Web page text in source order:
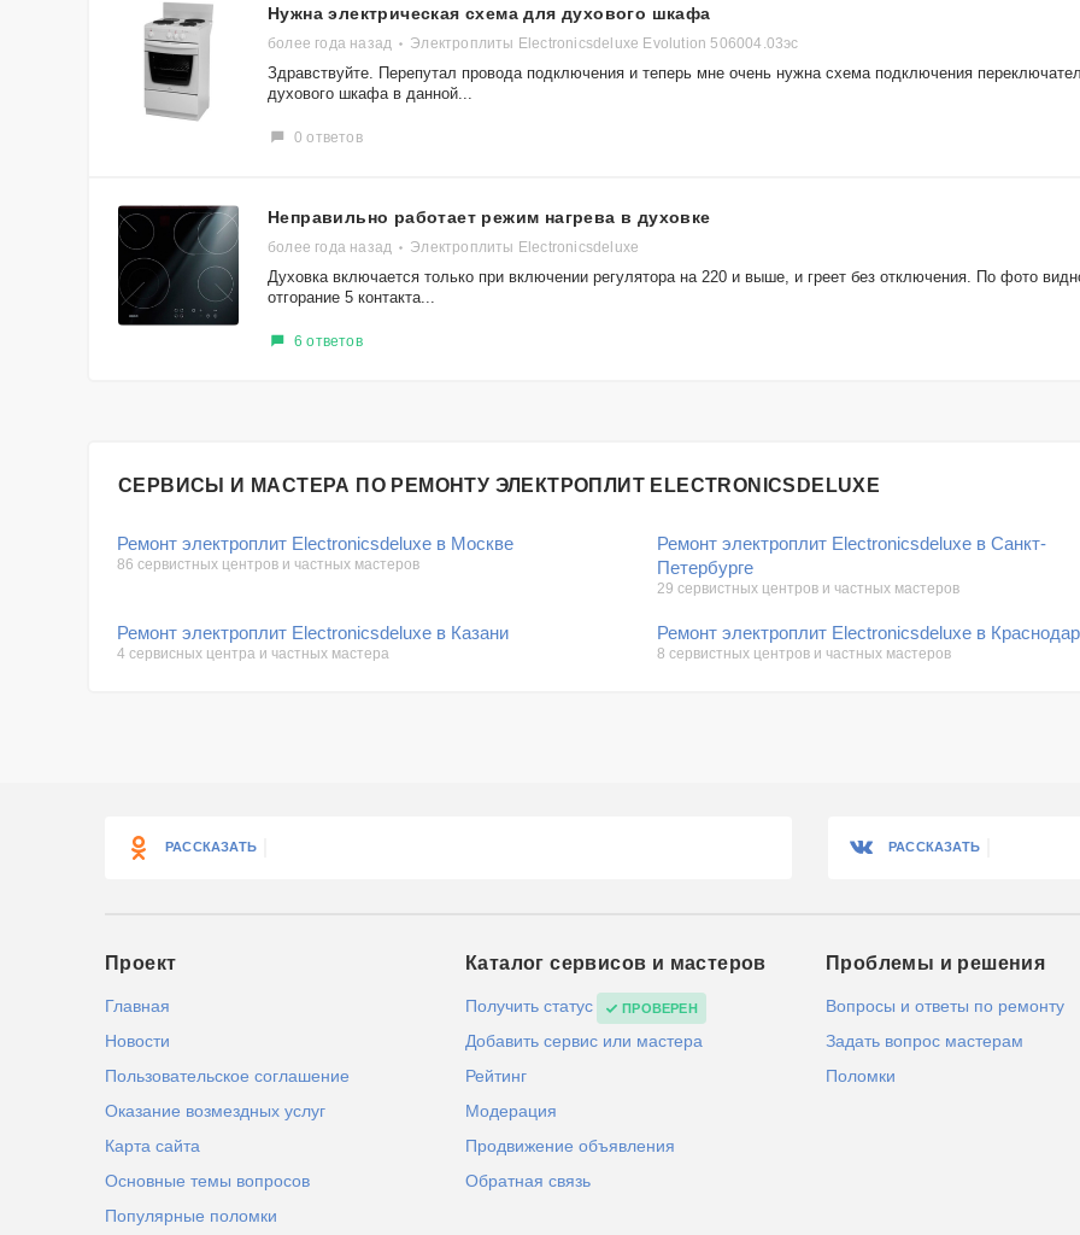
Нужна электрическая схема для духового шкафа
более года назад Электроплиты Electronicsdeluxe Evolution 506004.03эс
Здравствуйте. Перепутал провода подключения и теперь мне очень нужна схема подключения
духового шкафа в данной...
0 ответов
Неправильно работает режим нагрева в духовке
более года назад Электроплиты Electronicsdeluxe
Духовка включается только при включении регулятора на 220 и выше, и греет без отключения. По фото
отгорание 5 контакта...
6 ответов
СЕРВИСЫ И МАСТЕРА ПО РЕМОНТУ ЭЛЕКТРОПЛИТ ELECTRONICSDELUXE
Ремонт электроплит Electronicsdeluxe в Москве
86 сервистных центров и частных мастеров
Ремонт электроплит Electronicsdeluxe в Санкт-
Петербурге
29 сервистных центров и частных мастеров
Ремонт электроплит Electronicsdeluxe в Казани
4 сервисных центра и частных мастера
Ремонт электроплит Electronicsdeluxe в
8 сервистных центров и частных мастеров
РАССКАЗАТЬ РАССКАЗАТЬ
Проект
Главная
Новости
Пользовательское соглашение
Оказание возмездных услуг
Карта сайта
Основные темы вопросов
Популярные поломки
Каталог сервисов и мастеров
Получить статус ПРОВЕРЕН
Добавить сервис или мастера
Рейтинг
Модерация
Продвижение объявления
Обратная связь
Проблемы и решения
Вопросы и ответы по ремонту
Задать вопрос мастерам
Поломки